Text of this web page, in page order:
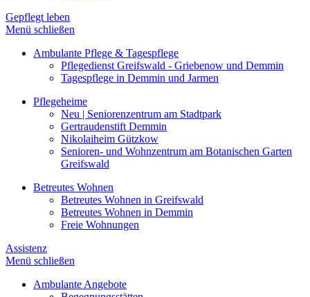
Gepflegt leben
Menü schließen
Ambulante Pflege & Tagespflege
Pflegedienst Greifswald - Griebenow und Demmin
Tagespflege in Demmin und Jarmen
Pflegeheime
Neu | Seniorenzentrum am Stadtpark
Gertraudenstift Demmin
Nikolaiheim Gützkow
Senioren- und Wohnzentrum am Botanischen Garten
Greifswald
Betreutes Wohnen
Betreutes Wohnen in Greifswald
Betreutes Wohnen in Demmin
Freie Wohnungen
Assistenz
Menü schließen
Ambulante Angebote